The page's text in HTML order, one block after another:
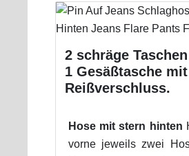
2 schräge
1 Gesäßtasche mit
Reißverschluss.
Hose mit stern hinten
vorne jeweils zwei